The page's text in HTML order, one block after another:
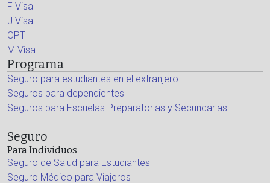
F Visa
J Visa
OPT
M Visa
Programa
Seguro para estudiantes en el extranjero
Seguros para dependientes
Seguros para Escuelas Preparatorias y Secundarias
Seguro
Para Individuos
Seguro de Salud para Estudiantes
Seguro Médico para Viajeros